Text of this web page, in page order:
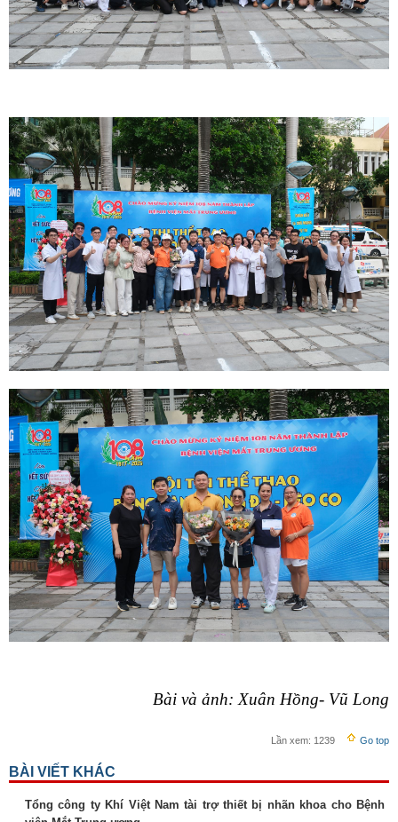
Bài và ảnh: Xuân Hồng- Vũ Long
Lần xem: 1239 Go top
BÀI VIẾT KHÁC
Tổng công ty Khí Việt Nam tài trợ thiết bị nhãn khoa cho Bệnh